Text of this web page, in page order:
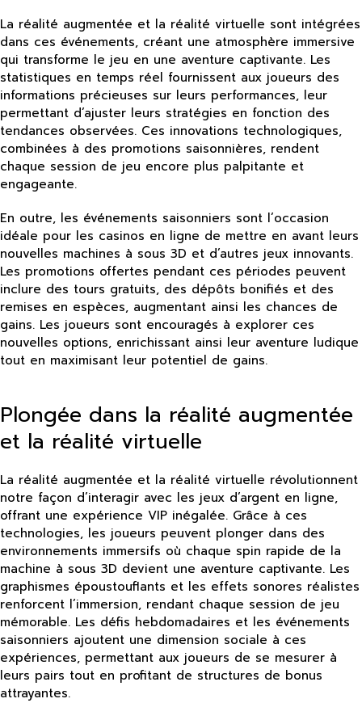
La réalité augmentée et la réalité virtuelle sont intégrées
dans ces événements, créant une atmosphère immersive
qui transforme le jeu en une aventure captivante. Les
statistiques en temps réel fournissent aux joueurs des
informations précieuses sur leurs performances, leur
permettant d’ajuster leurs stratégies en fonction des
tendances observées. Ces innovations technologiques,
combinées à des promotions saisonnières, rendent
chaque session de jeu encore plus palpitante et
engageante.
En outre, les événements saisonniers sont l’occasion
idéale pour les casinos en ligne de mettre en avant leurs
nouvelles machines à sous 3D et d’autres jeux innovants.
Les promotions offertes pendant ces périodes peuvent
inclure des tours gratuits, des dépôts bonifiés et des
remises en espèces, augmentant ainsi les chances de
gains. Les joueurs sont encouragés à explorer ces
nouvelles options, enrichissant ainsi leur aventure ludique
tout en maximisant leur potentiel de gains.
Plongée dans la réalité augmentée
et la réalité virtuelle
La réalité augmentée et la réalité virtuelle révolutionnent
notre façon d’interagir avec les jeux d’argent en ligne,
offrant une expérience VIP inégalée. Grâce à ces
technologies, les joueurs peuvent plonger dans des
environnements immersifs où chaque spin rapide de la
machine à sous 3D devient une aventure captivante. Les
graphismes époustouflants et les effets sonores réalistes
renforcent l’immersion, rendant chaque session de jeu
mémorable. Les défis hebdomadaires et les événements
saisonniers ajoutent une dimension sociale à ces
expériences, permettant aux joueurs de se mesurer à
leurs pairs tout en profitant de structures de bonus
attrayantes.